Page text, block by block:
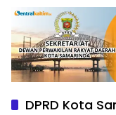
DPRD Kota